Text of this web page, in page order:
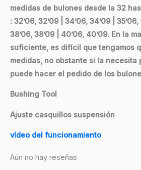
medidas de bulones desde la 32
: 32’06, 32’09 | 34’06, 34’09 | 35’06,
38’06, 38’09 | 40’06, 40’09. En la
suficiente, es difícil que tengamos
medidas, no obstante si la necesita
puede hacer el pedido de los
Bushing Tool
Ajuste casquillos suspensión
vídeo del funcionamiento
Aún no hay reseñas